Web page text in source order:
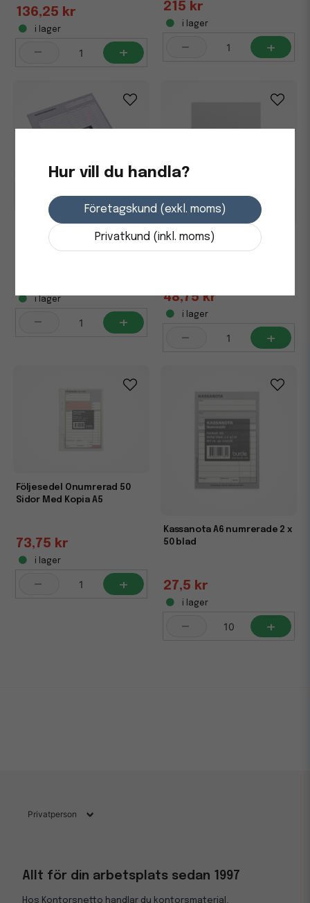
136,25 kr
i lager
- +
215 kr
i lager
- +
Inventeringslista
onumrerade utan kopia A4
i lager
- +
Kassabok BURDE A5
48,75 kr
i lager
- +
Följesedel Onumrerad 50
Sidor Med Kopia A5
73,75 kr
i lager
- +
Kassanota A6 numrerade 2 x
50 blad
27,5 kr
i lager
- +
Hur vill du handla?
Företagskund (exkl. moms)
Privatkund (inkl. moms)
Allt för din arbetsplats sedan 1997
Hos Kontorsnetto handlar du kontorsmaterial,